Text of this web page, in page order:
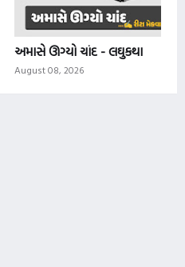
અમાસે ઊગ્યો ચાંદ - લઘુકથા
August 08, 2026